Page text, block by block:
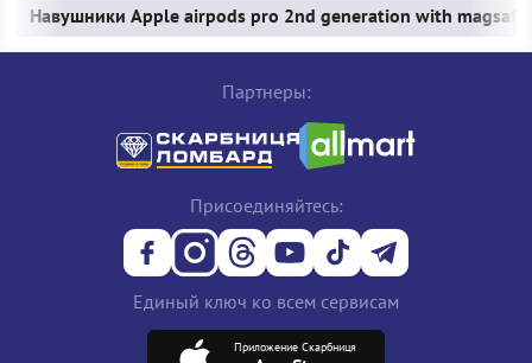
Навушники Apple airpods pro 2nd generation with magsafe
Партнеры:
Присоединяйтесь:
Единый ключ ко всем сервисам
Приложение Скарбниця